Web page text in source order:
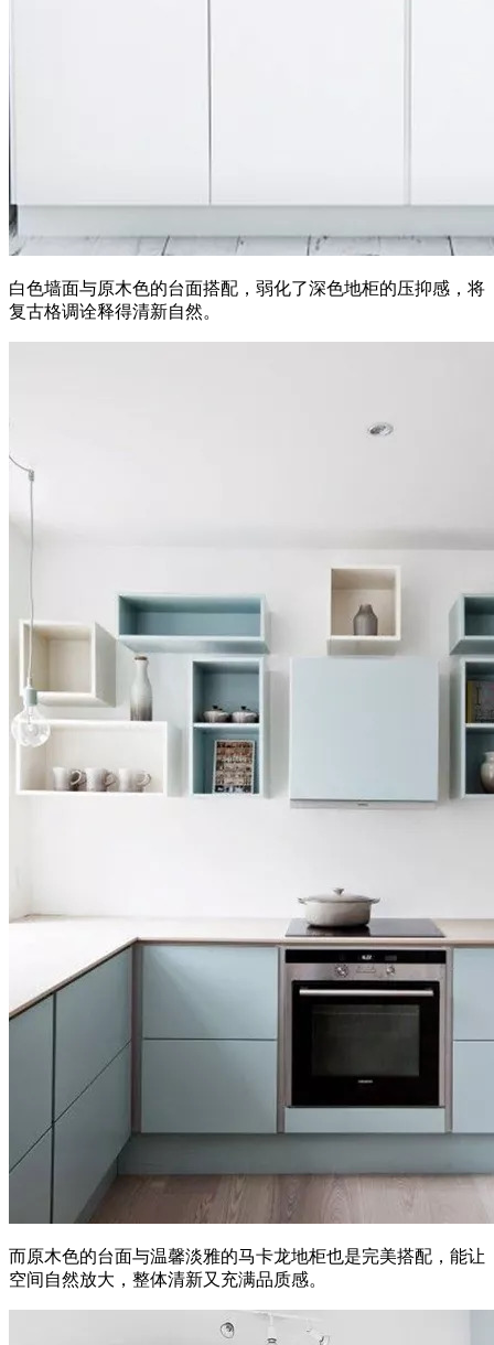
白色墙面与原木色的台面搭配，弱化了深色地柜的压抑感，将
复古格调诠释得清新自然。
而原木色的台面与温馨淡雅的马卡龙地柜也是完美搭配，能让
空间自然放大，整体清新又充满品质感。